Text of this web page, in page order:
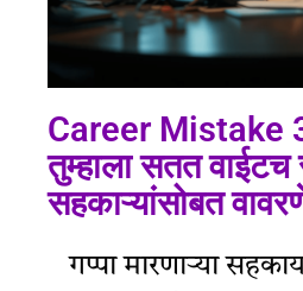
Career Mistake 3
तुम्हाला सतत वाईटच
सहकाऱ्यांसोबत
गप्पा मारणार्‍या